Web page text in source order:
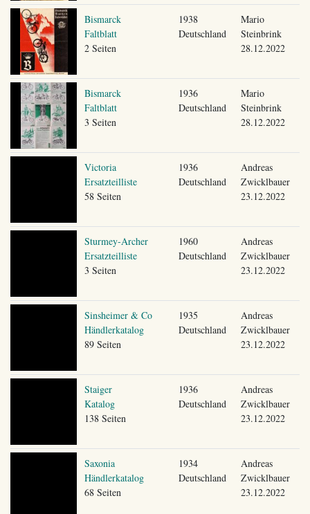
Bismarck
Faltblatt
2 Seiten
1938
Deutschland
Mario
Steinbrink
28.12.2022
Bismarck
Faltblatt
3 Seiten
1936
Deutschland
Mario
Steinbrink
28.12.2022
Victoria
Ersatzteilliste
58 Seiten
1936
Deutschland
Andreas
Zwicklbauer
23.12.2022
Sturmey-Archer
Ersatzteilliste
3 Seiten
1960
Deutschland
Andreas
Zwicklbauer
23.12.2022
Sinsheimer & Co
Händlerkatalog
89 Seiten
1935
Deutschland
Andreas
Zwicklbauer
23.12.2022
Staiger
Katalog
138 Seiten
1936
Deutschland
Andreas
Zwicklbauer
23.12.2022
Saxonia
Händlerkatalog
68 Seiten
1934
Deutschland
Andreas
Zwicklbauer
23.12.2022